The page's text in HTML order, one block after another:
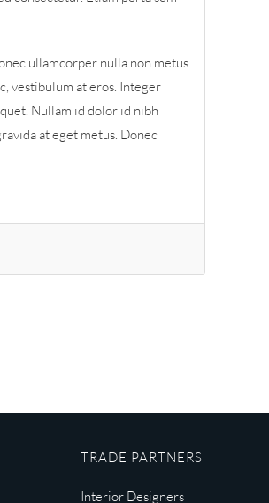
ullamcorper nulla non metus
vestibulum at eros. Integer
Nullam id dolor id nibh
at eget metus. Donec
TRADE PARTNERS
Interior Designers